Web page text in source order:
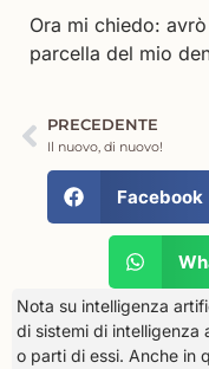
Ora mi chiedo:
parcella del mio
PRECEDENTE
Il nuovo, di nuovo!
Facebook
Nota su intelligenza
di sistemi di intelligenza
o parti di essi. Anche in